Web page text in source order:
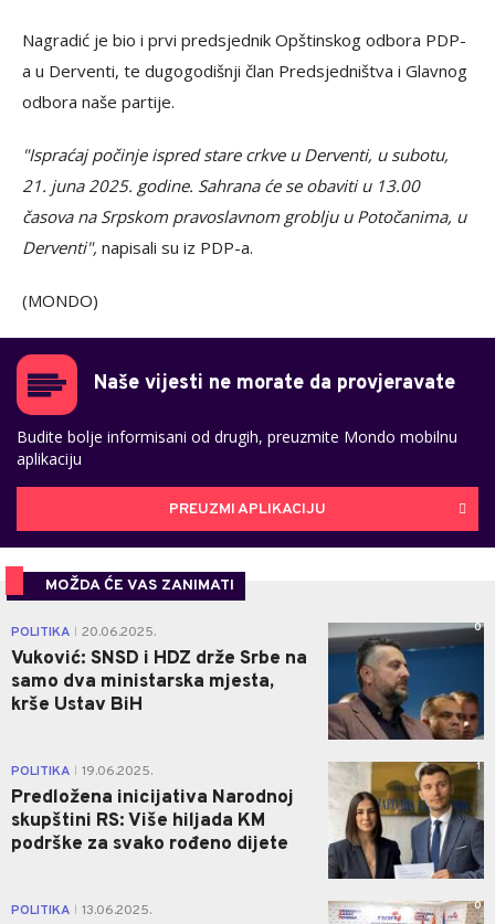
Nagradić je bio i prvi predsjednik Opštinskog odbora PDP-
a u Derventi, te dugogodišnji član Predsjedništva i Glavnog
odbora naše partije.
"Ispraćaj počinje ispred stare crkve u Derventi, u subotu,
21. juna 2025. godine. Sahrana će se obaviti u 13.00
časova na Srpskom pravoslavnom groblju u Potočanima, u
Derventi", napisali su iz PDP-a.
(MONDO)
Naše vijesti ne morate da provjeravate
Budite bolje informisani od drugih, preuzmite Mondo mobilnu
aplikaciju
PREUZMI APLIKACIJU
MOŽDA ĆE VAS ZANIMATI
POLITIKA 20.06.2025.
Vuković: SNSD i HDZ drže Srbe na
samo dva ministarska mjesta,
krše Ustav BiH
0
POLITIKA 19.06.2025.
Predložena inicijativa Narodnoj
skupštini RS: Više hiljada KM
podrške za svako rođeno dijete
1
POLITIKA 13.06.2025. 0